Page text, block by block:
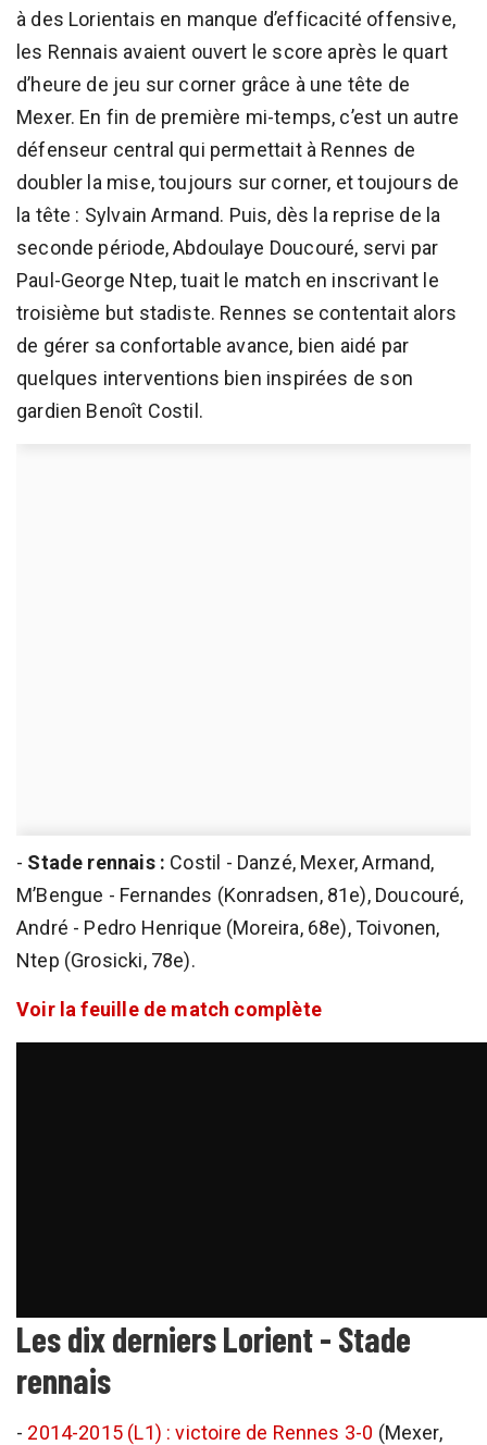
à des Lorientais en manque d’efficacité offensive,
les Rennais avaient ouvert le score après le quart
d’heure de jeu sur corner grâce à une tête de
Mexer. En fin de première mi-temps, c’est un autre
défenseur central qui permettait à Rennes de
doubler la mise, toujours sur corner, et toujours de
la tête : Sylvain Armand. Puis, dès la reprise de la
seconde période, Abdoulaye Doucouré, servi par
Paul-George Ntep, tuait le match en inscrivant le
troisième but stadiste. Rennes se contentait alors
de gérer sa confortable avance, bien aidé par
quelques interventions bien inspirées de son
gardien Benoît Costil.
- Stade rennais : Costil - Danzé, Mexer, Armand,
M’Bengue - Fernandes (Konradsen, 81e), Doucouré,
André - Pedro Henrique (Moreira, 68e), Toivonen,
Ntep (Grosicki, 78e).
Voir la feuille de match complète
Les dix derniers Lorient - Stade
rennais
- 2014-2015 (L1) : victoire de Rennes 3-0 (Mexer,